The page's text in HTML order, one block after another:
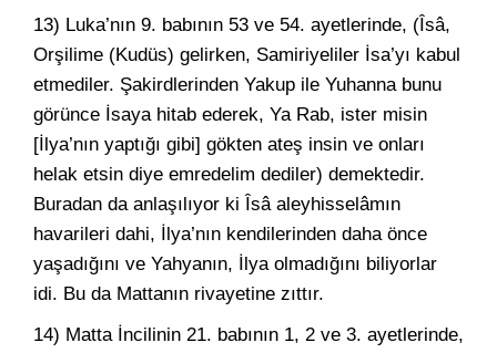
13) Luka’nın 9. babının 53 ve 54. ayetlerinde, (Îsâ,
Orşilime (Kudüs) gelirken, Samiriyeliler İsa’yı kabul
etmediler. Şakirdlerinden Yakup ile Yuhanna bunu
görünce İsaya hitab ederek, Ya Rab, ister misin
[İlya’nın yaptığı gibi] gökten ateş insin ve onları
helak etsin diye emredelim dediler) demektedir.
Buradan da anlaşılıyor ki Îsâ aleyhisselâmın
havarileri dahi, İlya’nın kendilerinden daha önce
yaşadığını ve Yahyanın, İlya olmadığını biliyorlar
idi. Bu da Mattanın rivayetine zıttır.
14) Matta İncilinin 21. babının 1, 2 ve 3. ayetlerinde,